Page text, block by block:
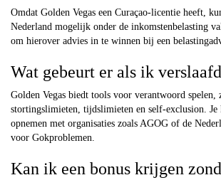
Omdat Golden Vegas een Curaçao-licentie heeft,
Nederland mogelijk onder de inkomstenbelasting
om hierover advies in te winnen bij een
Wat gebeurt er als ik
Golden Vegas biedt tools voor verantwoord spelen,
stortingslimieten, tijdslimieten en self-exclusion. Je
opnemen met organisaties zoals AGOG of de
voor Gokproblemen.
Kan ik een bonus krijgen